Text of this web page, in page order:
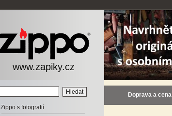
www.zapiky.cz
Zippo s fotografií
Doprava a cena